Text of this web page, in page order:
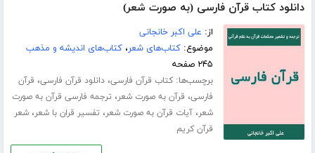
دانلود کتاب قرآن فارسی (به صورت شعر)
از: علی اکبر خانجانی
موضوع:کتاب‌های شعر،کتاب‌های اندیشه و مذهب
۲۴۵ صفحه
برچسب‌ها:کتاب قرآن فارسی،دانلود قرآن فارسی، قرآن
فارسی، قرآن به صورت شعر، ترجمه فارسی قرآن به صورت
شعر،آیات قرآن به صورت شعر، تفسیر قران با شعر،شعر
قرآن کریم